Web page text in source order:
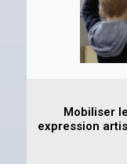
Mobiliser
expression